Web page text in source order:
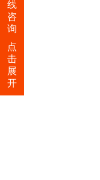
线
咨
询
点
击
展
开